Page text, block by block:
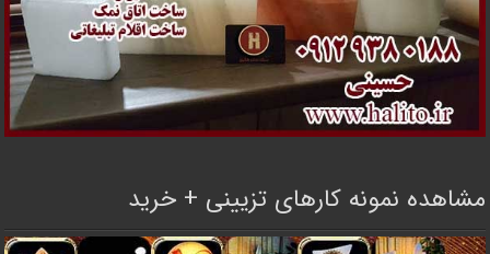
مشاهده نمونه کارهای تزیینی + خرید